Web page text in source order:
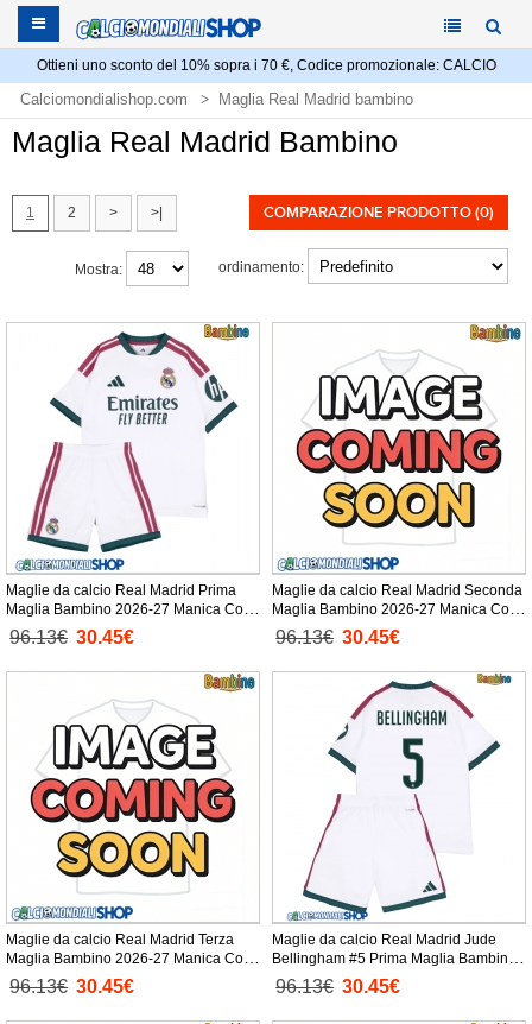
Ottieni uno sconto del 10% sopra i 70 €, Codice promozionale: CALCIO
Calciomondialishop.com Maglia Real Madrid bambino
Maglia Real Madrid Bambino
1 2 > >| COMPARAZIONE PRODOTTO (0)
ordinamento:
Mostra:
Maglie da calcio Real Madrid Prima
Maglia Bambino 2026-27 Manica Corta
+ Pantaloni corti)
96.13€ 30.45€
Maglie da calcio Real Madrid Seconda
Maglia Bambino 2026-27 Manica Corta
+ Pantaloni corti)
96.13€ 30.45€
Maglie da calcio Real Madrid Terza
Maglia Bambino 2026-27 Manica Corta
+ Pantaloni corti)
96.13€ 30.45€
Maglie da calcio Real Madrid Jude
Bellingham #5 Prima Maglia Bambino
2026-27 Manica Corta + Pantaloni
corti)
96.13€ 30.45€